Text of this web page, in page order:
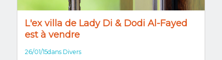
L'ex villa de Lady Di & Dodi Al-Fayed
est à vendre
26/01/15dans Divers